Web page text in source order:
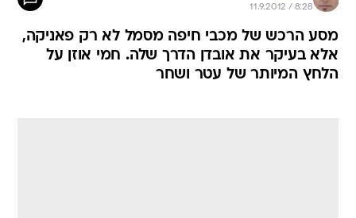
11.9.2012 / 8:28
מסע הרכש של מכבי חיפה מסמל לא רק פאניקה,
אלא בעיקר את אובדן הדרך שלה. חמי אוזן על
הלחץ המיותר של עטר ושחר